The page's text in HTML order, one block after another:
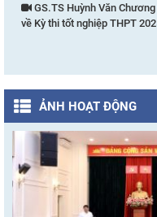
GS.TS Huỳnh Văn
về Kỳ thi tốt nghiệp THPT
ẢNH HOẠT ĐỘNG